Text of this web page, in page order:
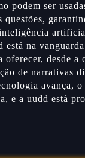
podem ser
questões,
está na
desde a
de narrativas
avança,
e a uudd está